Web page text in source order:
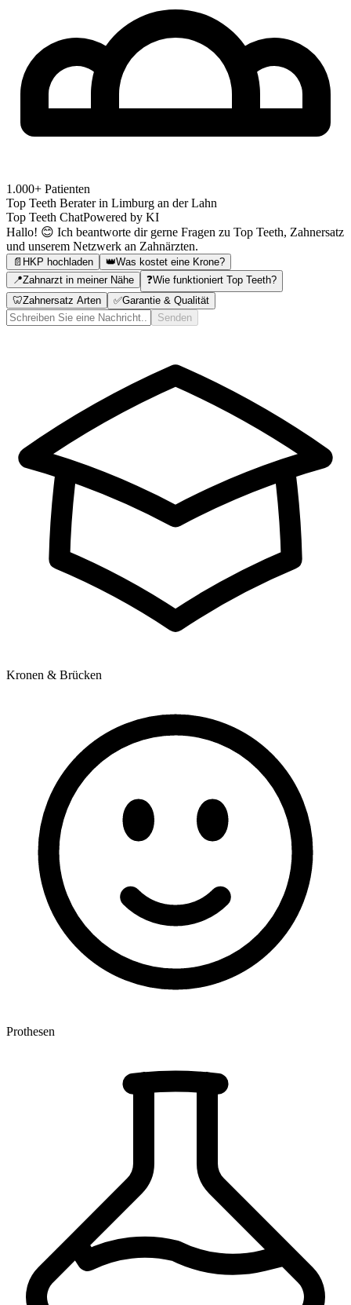
1.000+ Patienten
Top Teeth Berater in Limburg an der Lahn
Top Teeth ChatPowered by KI
Hallo! 😊 Ich beantworte dir gerne Fragen zu Top Teeth, Zahnersatz
und unserem Netzwerk an Zahnärzten.
📄 HKP hochladen 👑Was kostet eine Krone?
📍Zahnarzt in meiner Nähe ❓Wie funktioniert Top Teeth?
🦷Zahnersatz Arten ✅Garantie & Qualität
Senden
Kronen & Brücken
Prothesen